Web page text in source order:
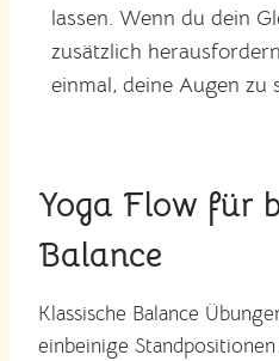
lassen. Wenn du dein
zusätzlich
einmal, deine Augen zu
Yoga Flow für
Balance
Klassische Balance
einbeinige